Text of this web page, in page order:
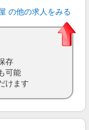
の他の求人をみる
存
可能
けます